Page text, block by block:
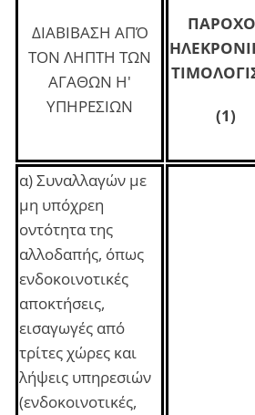
ΔΙΑΒΙΒΑΣΗ ΑΠΌ
ΤΟΝ ΛΗΠΤΗ ΤΩΝ
ΑΓΑΘΩΝ Η'
ΥΠΗΡΕΣΙΩΝ
(1)
α) Συναλλαγών με
μη υπόχρεη
οντότητα της
αλλοδαπής, όπως
ενδοκοινοτικές
αποκτήσεις,
εισαγωγές από
τρίτες χώρες και
λήψεις υπηρεσιών
(ενδοκοινοτικές,